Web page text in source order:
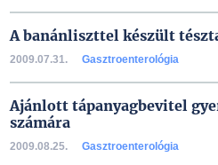
A banánliszttel készült
2009.07.31. Gasztroenterológia
Ajánlott tápanyagbevitel
számára
2009.08.25. Gasztroenterológia